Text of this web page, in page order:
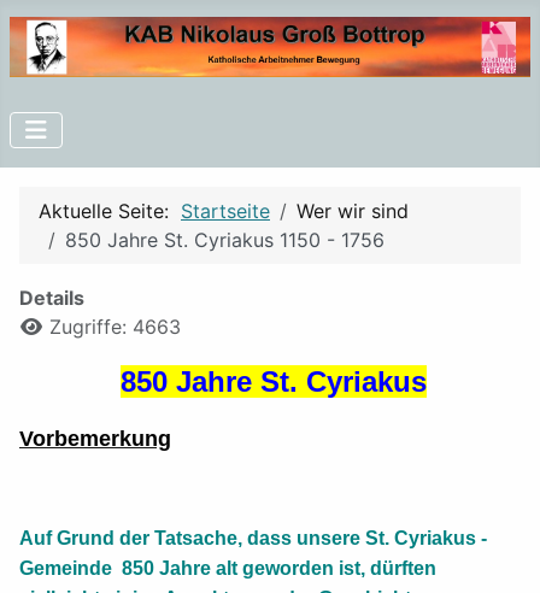
Aktuelle Seite: Startseite
Wer wir sind
850 Jahre St. Cyriakus 1150 - 1756
Details
Zugriffe: 4663
850 Jahre St. Cyriakus
Vorbemerkung
Auf Grund der Tatsache, dass unsere St. Cyriakus -
Gemeinde 850 Jahre alt geworden ist, dürften